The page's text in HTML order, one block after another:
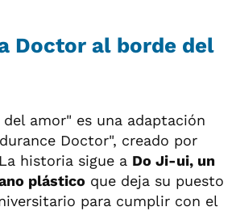
Doctor al borde del
amor" es una adaptación
Doctor", creado por
historia sigue a Do Ji-ui, un
plástico que deja su puesto
para cumplir con el